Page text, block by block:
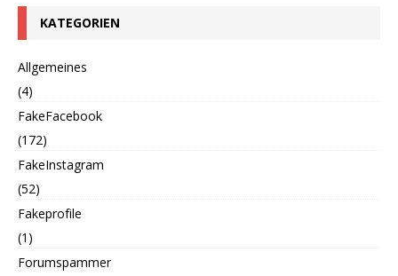
KATEGORIEN
Allgemeines
(4)
FakeFacebook
(172)
FakeInstagram
(52)
Fakeprofile
(1)
Forumspammer